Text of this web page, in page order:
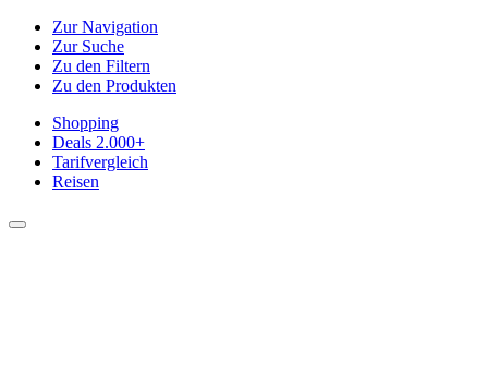
Zur Navigation
Zur Suche
Zu den Filtern
Zu den Produkten
Shopping
Deals 2.000+
Tarifvergleich
Reisen